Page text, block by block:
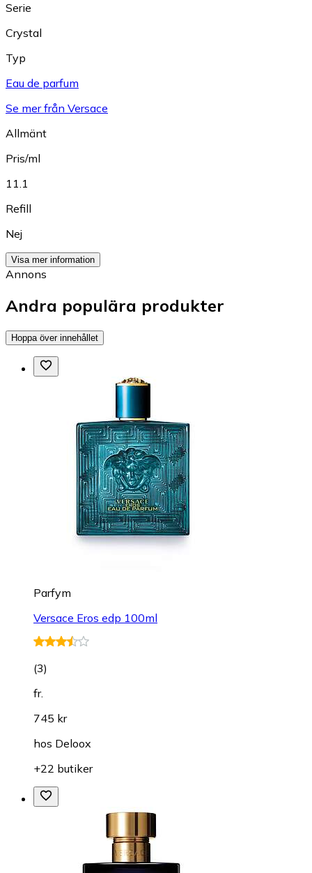
Serie
Crystal
Typ
Eau de parfum
Se mer från Versace
Allmänt
Pris/ml
11.1
Refill
Nej
Visa mer information
Annons
Andra populära produkter
Hoppa över innehållet
Parfym
Versace Eros edp 100ml
(3)
fr.
745 kr
hos Deloox
+22 butiker